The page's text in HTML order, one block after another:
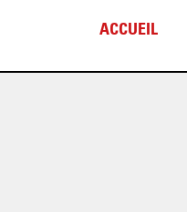
ACCUEIL